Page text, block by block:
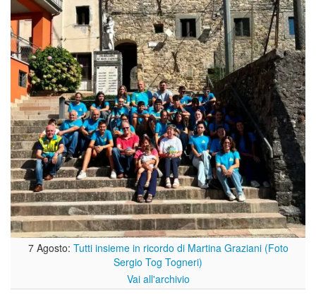
7 Agosto: Tutti insieme in ricordo di Martina Graziani (Foto
Sergio Tog Togneri)
Vai all'archivio